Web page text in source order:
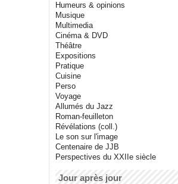
Humeurs & opinions
Musique
Multimedia
Cinéma & DVD
Théâtre
Expositions
Pratique
Cuisine
Perso
Voyage
Allumés du Jazz
Roman-feuilleton
Révélations (coll.)
Le son sur l'image
Centenaire de JJB
Perspectives du XXIIe siècle
Jour après jour